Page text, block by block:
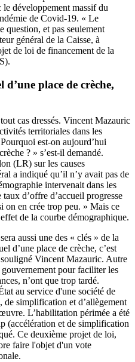
le développement massif du
de Covid-19. « Le
question, et pas seulement
général de la Caisse, à
de loi de financement de la
place de crèche,
cas dressés. Vincent Mazauric
territoriales dans les
est-on aujourd’hui
? » s’est-il demandé.
(LR) sur les causes
a indiqué qu’il n’y avait pas de
intervenait dans les
d’offre d’accueil progresse
on en crée trop peu. » Mais ce
de la courbe démographique.
aussi une des « clés » de la
d’une place de crèche, c’est
Vincent Mazauric. Autre
pour faciliter les
n’ont que trop tardé.
au service d'une société de
simplification et d’allègement
L’habilitation périmée a été
(accélération et de simplification
Ce deuxième projet de loi,
faire l'objet d'un vote